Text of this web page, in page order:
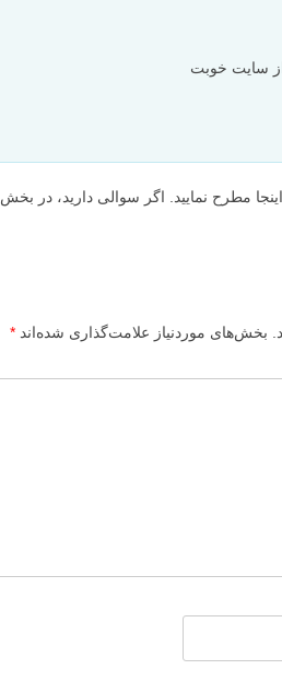
سایت خوبت
مطرح نمایید. اگر سوالی دارید، در بخش
بخش‌های موردنیاز علامت‌گذاری شده‌اند *